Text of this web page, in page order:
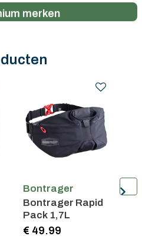
merken
Bontrager
Bontrager Rapid
Pack 1,7L
€ 49.99